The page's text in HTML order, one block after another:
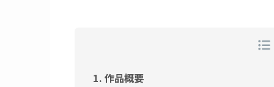
作品概要